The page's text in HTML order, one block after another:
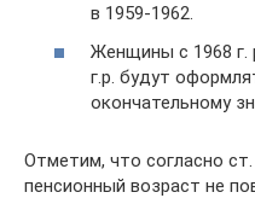
в 1959-1962.
Женщины с 1968 г.
г.р. будут
окончательному
Отметим, что согласно
пенсионный возраст не